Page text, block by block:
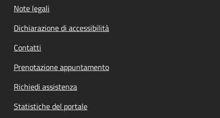
Note legali
Dichiarazione di accessibilità
Contatti
Prenotazione appuntamento
Richiedi assistenza
Statistiche del portale